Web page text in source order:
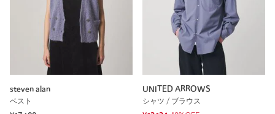
steven alan
ベスト
UNITED ARROWS
シャツ / ブラウス